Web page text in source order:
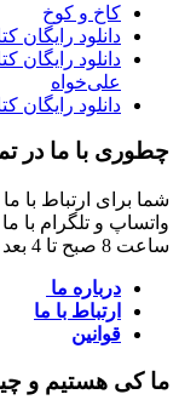
کاخ و کوخ
دانلود
دانلود رایگان
علی‌خواه
دانلود رایگان
چطوری با ما در
واتساپ و تلگرام با
ساعت 8 صبح تا 4 بعد از ظهر پاسخگوی کاربران عزیز می باشیم
درباره ما
ارتباط با ما
قوانین
ما کی هستیم و